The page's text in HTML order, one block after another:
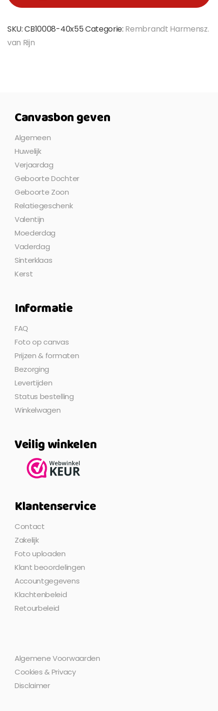
SKU:CB10008-40x55Categorie: Rembrandt Harmensz.
van Rijn
Canvasbon geven
Algemeen
Huwelijk
Verjaardag
Geboorte Dochter
Geboorte Zoon
Relatiegeschenk
Valentijn
Moederdag
Vaderdag
Sinterklaas
Kerst
Informatie
FAQ
Foto op canvas
Prijzen & formaten
Bezorging
Levertijden
Status bestelling
Winkelwagen
Veilig winkelen
Klantenservice
Contact
Zakelijk
Foto uploaden
Klant beoordelingen
Accountgegevens
Klachtenbeleid
Retourbeleid
Algemene Voorwaarden
Cookies & Privacy
Disclaimer